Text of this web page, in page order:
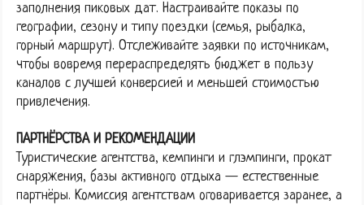
заполнения пиковых дат. Настраивайте показы по
географии, сезону и типу поездки (семья, рыбалка,
горный маршрут). Отслеживайте заявки по источникам,
чтобы вовремя перераспределять бюджет в пользу
каналов с лучшей конверсией и меньшей стоимостью
привлечения.
ПАРТНЁРСТВА И РЕКОМЕНДАЦИИ
Туристические агентства, кемпинги и глэмпинги, прокат
снаряжения, базы активного отдыха — естественные
партнёры. Комиссия агентствам оговаривается заранее, а